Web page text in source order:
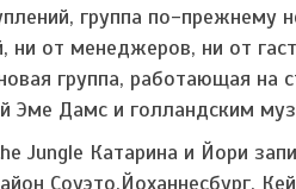
группа по-прежнему
от менеджеров, ни от
группа, работающая на
Эме Дамс и голландским
Jungle Катарина и Йори
Соуэто,Йоханнесбург,